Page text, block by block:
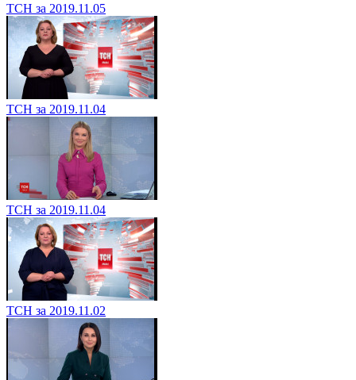
ТСН за 2019.11.05
ТСН за 2019.11.04
ТСН за 2019.11.04
ТСН за 2019.11.02